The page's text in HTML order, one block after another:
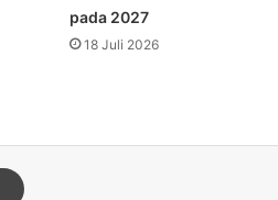
pada 2027
18 Juli 2026